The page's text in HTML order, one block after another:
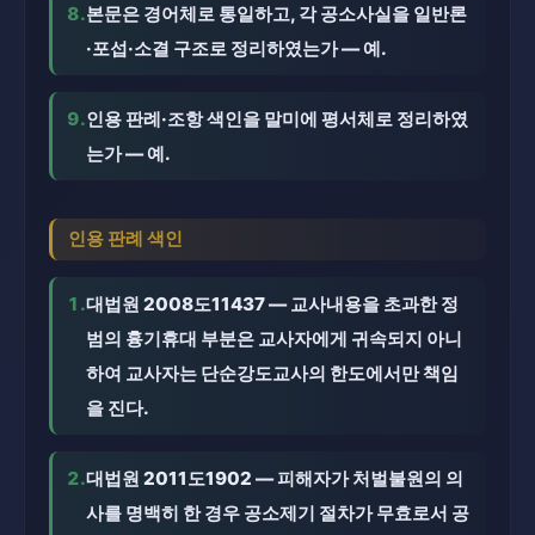
8.본문은 경어체로 통일하고, 각 공소사실을 일반론
·포섭·소결 구조로 정리하였는가 — 예.
9.인용 판례·조항 색인을 말미에 평서체로 정리하였
는가 — 예.
인용 판례 색인
1.대법원 2008도11437 — 교사내용을 초과한 정
범의 흉기휴대 부분은 교사자에게 귀속되지 아니
하여 교사자는 단순강도교사의 한도에서만 책임
을 진다.
2.대법원 2011도1902 — 피해자가 처벌불원의 의
사를 명백히 한 경우 공소제기 절차가 무효로서 공